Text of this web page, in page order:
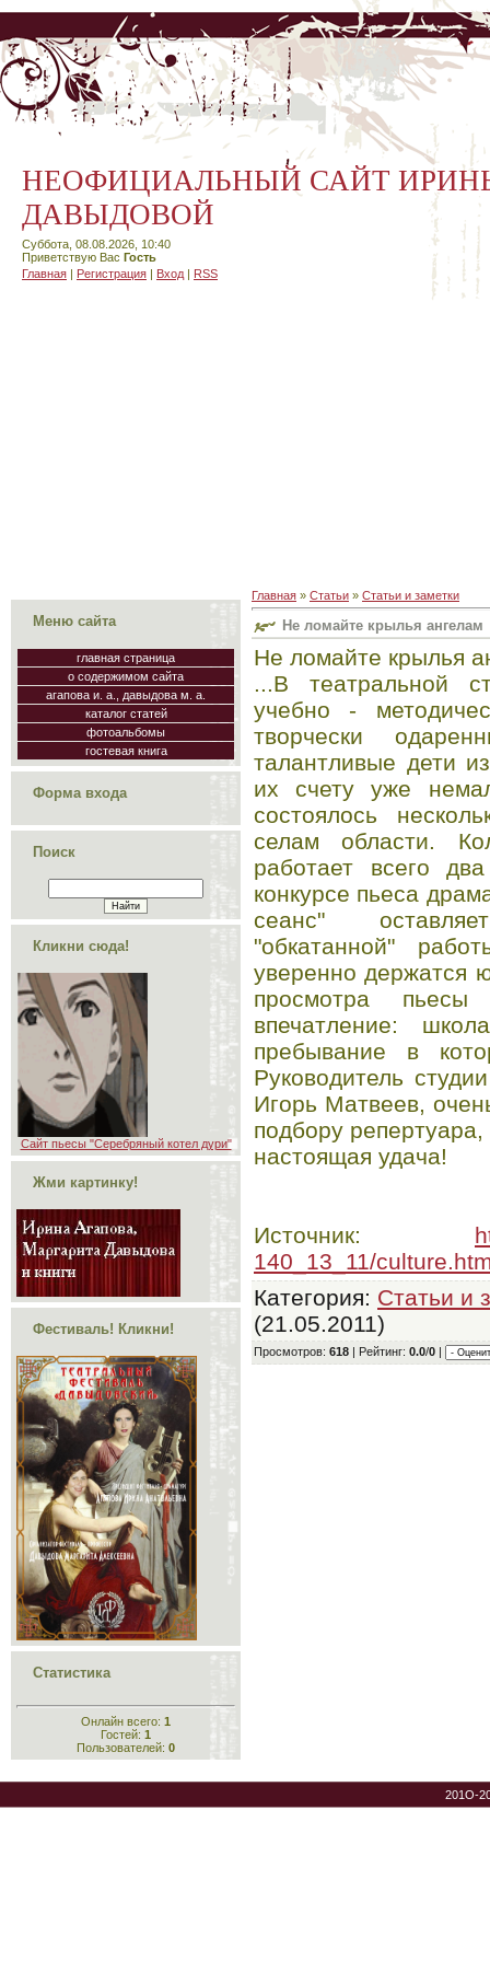
НЕОФИЦИАЛЬНЫЙ САЙТ
ДАВЫДОВОЙ
Суббота, 08.08.2026, 10:40
Приветствую Вас Гость
Главная | Регистрация | Вход | RSS
Меню сайта
главная страница
о содержимом сайта
агапова и. а., давыдова м. а.
каталог статей
фотоальбомы
гостевая книга
Форма входа
Поиск
Кликни сюда!
Сайт пьесы "Серебряный котел дури"
Жми картинку!
Фестиваль! Кликни!
Статистика
Онлайн всего: 1
Гостей: 1
Пользователей: 0
Главная » Статьи » Статьи и заметки
Не ломайте крылья ангелам
Не ломайте крылья
...В театральной
учебно -
творчески
талантливые дети
их счету уже
состоялось
селам области.
работает всего
конкурсе пьеса
сеанс"
"обкатанной"
уверенно держатся
просмотра
впечатление:
пребывание в
Руководитель
Игорь Матвеев,
подбору
настоящая удача!
Источник:
140_13_11/
Категория: Статьи и
(21.05.2011)
Просмотров: 618 | Рейтинг: 0.0/0 |
201O-